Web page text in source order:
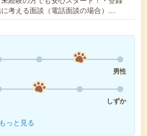
考える面談（電話面談の場合）…
男性
しずか
もっと見る